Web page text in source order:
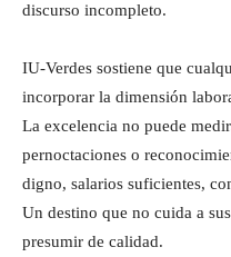
discurso incompleto.
IU-Verdes sostiene que
incorporar la dimensión
La excelencia no puede
pernoctaciones o
digno, salarios suficientes,
Un destino que no cuida a
presumir de calidad.